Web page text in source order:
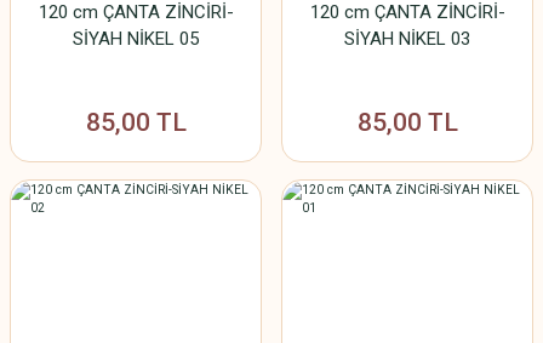
120 cm ÇANTA ZİNCİRİ-
SİYAH NİKEL 05
85,00 TL
120 cm ÇANTA ZİNCİRİ-
SİYAH NİKEL 03
85,00 TL